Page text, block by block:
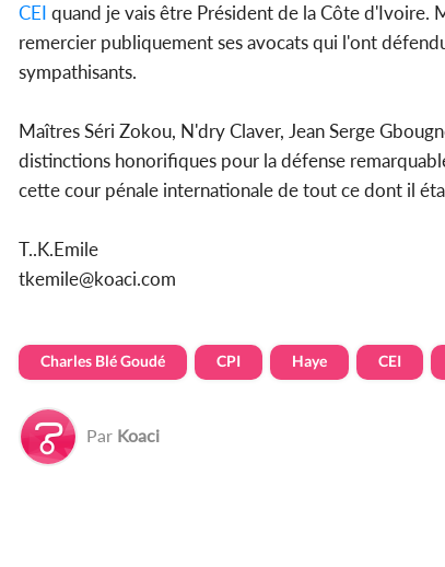
CEI quand je vais être Président de la Côte d'Ivoire.
remercier publiquement ses avocats qui l'ont
sympathisants.
Maîtres Séri Zokou, N'dry Claver, Jean Serge
distinctions honorifiques pour la défense
cette cour pénale internationale de tout ce dont il
T..K.Emile
tkemile@koaci.com
Charles Blé Goudé CPI Haye CEI
Par Koaci